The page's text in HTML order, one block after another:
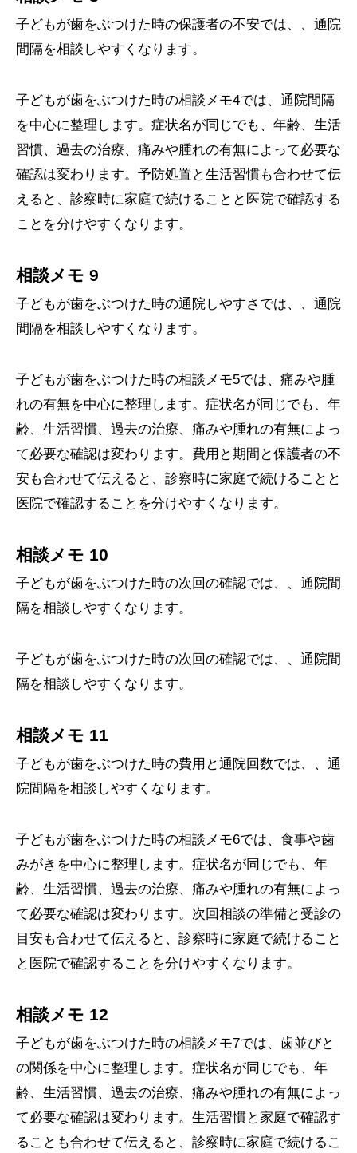
子どもが歯をぶつけた時の保護者の不安では、、通院
間隔を相談しやすくなります。
子どもが歯をぶつけた時の相談メモ4では、通院間隔
を中心に整理します。症状名が同じでも、年齢、生活
習慣、過去の治療、痛みや腫れの有無によって必要な
確認は変わります。予防処置と生活習慣も合わせて伝
えると、診察時に家庭で続けることと医院で確認する
ことを分けやすくなります。
相談メモ 9
子どもが歯をぶつけた時の通院しやすさでは、、通院
間隔を相談しやすくなります。
子どもが歯をぶつけた時の相談メモ5では、痛みや腫
れの有無を中心に整理します。症状名が同じでも、年
齢、生活習慣、過去の治療、痛みや腫れの有無によっ
て必要な確認は変わります。費用と期間と保護者の不
安も合わせて伝えると、診察時に家庭で続けることと
医院で確認することを分けやすくなります。
相談メモ 10
子どもが歯をぶつけた時の次回の確認では、、通院間
隔を相談しやすくなります。
子どもが歯をぶつけた時の次回の確認では、、通院間
隔を相談しやすくなります。
相談メモ 11
子どもが歯をぶつけた時の費用と通院回数では、、通
院間隔を相談しやすくなります。
子どもが歯をぶつけた時の相談メモ6では、食事や歯
みがきを中心に整理します。症状名が同じでも、年
齢、生活習慣、過去の治療、痛みや腫れの有無によっ
て必要な確認は変わります。次回相談の準備と受診の
目安も合わせて伝えると、診察時に家庭で続けること
と医院で確認することを分けやすくなります。
相談メモ 12
子どもが歯をぶつけた時の相談メモ7では、歯並びと
の関係を中心に整理します。症状名が同じでも、年
齢、生活習慣、過去の治療、痛みや腫れの有無によっ
て必要な確認は変わります。生活習慣と家庭で確認す
ることも合わせて伝えると、診察時に家庭で続けるこ